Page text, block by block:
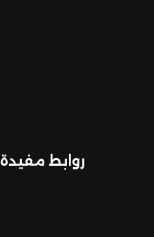
روابط مفيدة